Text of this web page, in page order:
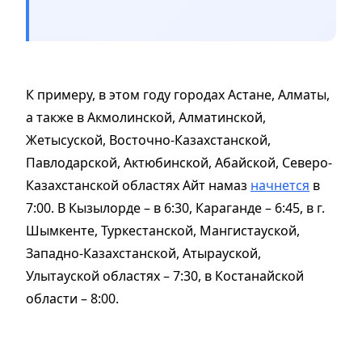
К примеру, в этом году городах Астане, Алматы,
а также в Акмолинской, Алматинской,
Жетысуской, Восточно-Казахстанской,
Павлодарской, Актюбинской, Абайской, Северо-
Казахстанской областях Айт намаз начнется в
7:00. В Кызылорде – в 6:30, Караганде – 6:45, в г.
Шымкенте, Туркестанской, Мангистауской,
Западно-Казахстанской, Атырауской,
Улытауской областях – 7:30, в Костанайской
области – 8:00.